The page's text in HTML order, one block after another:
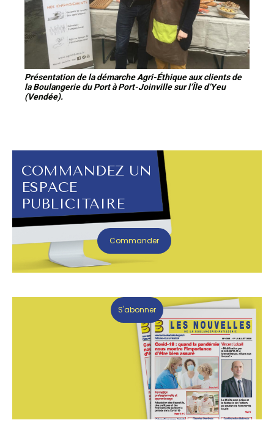
Présentation de la démarche Agri-Éthique aux clients de
la Boulangerie du Port à Port-Joinville sur l’Île d’Yeu
(Vendée).
COMMANDEZ UN
ESPACE
PUBLICITAIRE
Commander
S'abonner